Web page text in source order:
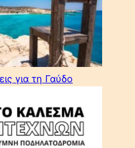
για τη Γαύδο